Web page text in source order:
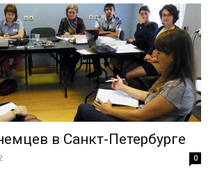
в Санкт-Петербурге
0